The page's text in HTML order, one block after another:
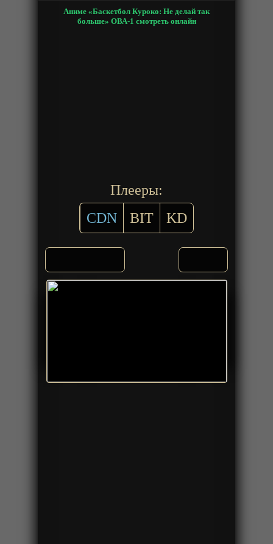
Аниме «Баскетбол Куроко: Не делай так
больше» ОВА-1 смотреть онлайн
Плееры:
CDN
BIT KD